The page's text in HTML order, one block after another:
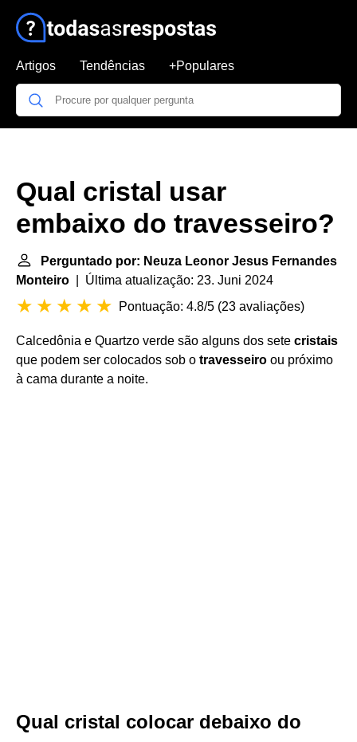
Artigos Tendências +Populares
Qual cristal usar
embaixo do travesseiro?
Perguntado por: Neuza Leonor Jesus Fernandes
Monteiro | Última atualização: 23. Juni 2024
Pontuação: 4.8/5 (23 avaliações)
Calcedônia e Quartzo verde são alguns dos sete cristais
que podem ser colocados sob o travesseiro ou próximo
à cama durante a noite.
Qual cristal colocar debaixo do